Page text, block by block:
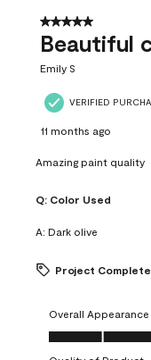
5 out of 5 stars.
Beautiful
Emily S
VERIFIED
11 months ago
Amazing paint quality
Q: Color Used
A: Dark olive
Project
Overall Appearance
Overall